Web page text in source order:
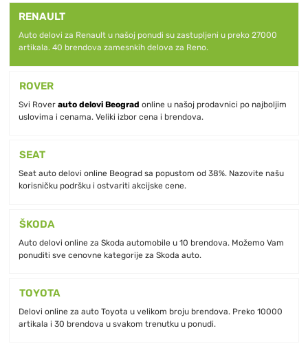
RENAULT
Auto delovi za Renault u našoj ponudi su zastupljeni u preko 27000
artikala. 40 brendova zamesnkih delova za Reno.
ROVER
Svi Rover auto delovi Beograd online u našoj prodavnici po najboljim
uslovima i cenama. Veliki izbor cena i brendova.
SEAT
Seat auto delovi online Beograd sa popustom od 38%. Nazovite našu
korisničku podršku i ostvariti akcijske cene.
ŠKODA
Auto delovi online za Skoda automobile u 10 brendova. Možemo Vam
ponuditi sve cenovne kategorije za Skoda auto.
TOYOTA
Delovi online za auto Toyota u velikom broju brendova. Preko 10000
artikala i 30 brendova u svakom trenutku u ponudi.